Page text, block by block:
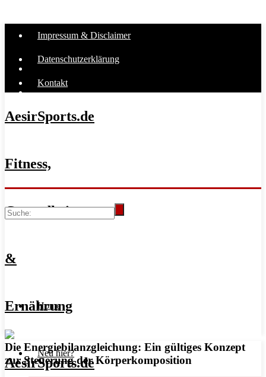
Impressum & Disclaimer
Datenschutzerklärung
Kontakt
AesirSports.de
Fitness,
Gesundheit
&
Ernährung
Home
Neu hier?
Die Energiebilanzgleichung: Ein gültiges Konzept
zur Steuerung der Körperkomposition